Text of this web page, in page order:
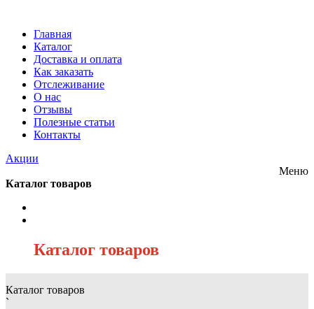
Главная
Каталог
Доставка и оплата
Как заказать
Отслеживание
О нас
Отзывы
Полезные статьи
Контакты
Акции
Меню
Каталог товаров
Каталог товаров
Каталог товаров
`